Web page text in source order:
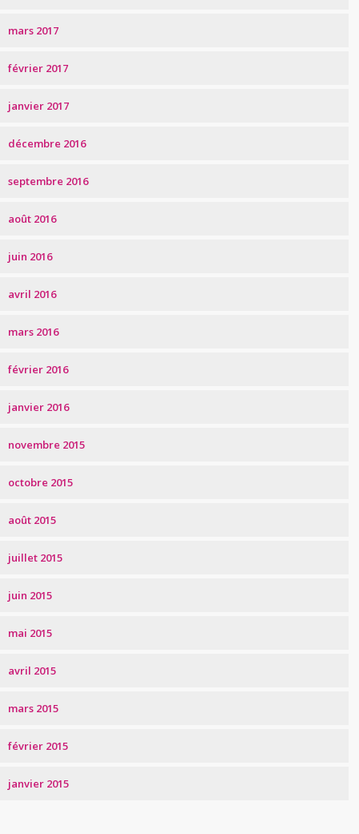
mars 2017
février 2017
janvier 2017
décembre 2016
septembre 2016
août 2016
juin 2016
avril 2016
mars 2016
février 2016
janvier 2016
novembre 2015
octobre 2015
août 2015
juillet 2015
juin 2015
mai 2015
avril 2015
mars 2015
février 2015
janvier 2015